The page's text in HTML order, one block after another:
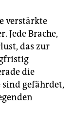
verstärkte
Jede Brache,
das zur
die
sind gefährdet,